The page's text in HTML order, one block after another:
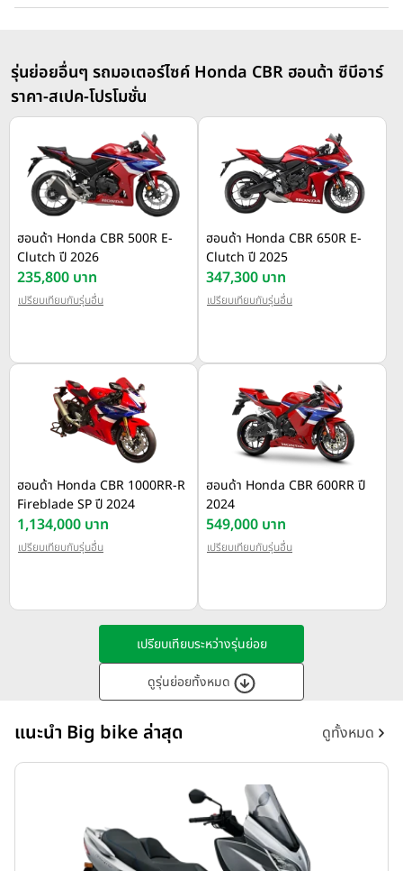
รุ่นย่อยอื่นๆ รถมอเตอร์ไซค์ Honda CBR ฮอนด้า ซีบีอาร์
ราคา-สเปค-โปรโมชั่น
ฮอนด้า Honda CBR 500R E-
Clutch ปี 2026
235,800 บาท
เปรียบเทียบกับรุ่นอื่น
ฮอนด้า Honda CBR 650R E-
Clutch ปี 2025
347,300 บาท
เปรียบเทียบกับรุ่นอื่น
ฮอนด้า Honda CBR 1000RR-R
Fireblade SP ปี 2024
1,134,000 บาท
เปรียบเทียบกับรุ่นอื่น
ฮอนด้า Honda CBR 600RR ปี
2024
549,000 บาท
เปรียบเทียบกับรุ่นอื่น
เปรียบเทียบระหว่างรุ่นย่อย
ดูรุ่นย่อยทั้งหมด
แนะนำ Big bike ล่าสุด ดูทั้งหมด